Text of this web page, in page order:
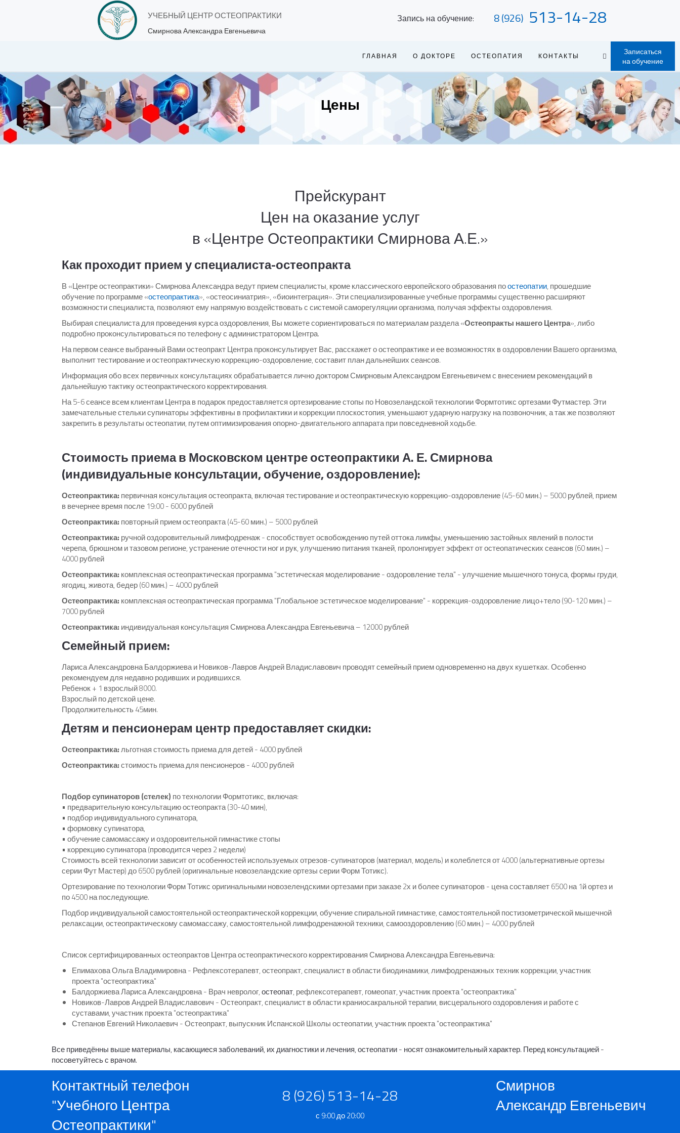
УЧЕБНЫЙ ЦЕНТР ОСТЕОПРАКТИКИ
Смирнова Александра Евгеньевича
Запись на обучение: 8 (926) 513-14-28
Записаться
на обучение
ГЛАВНАЯ О ДОКТОРЕ ОСТЕОПАТИЯ КОНТАКТЫ
Цены
Прейскурант
Цен на оказание услуг
в «Центре Остеопрактики Смирнова А.Е.»
Как проходит прием у специалиста-остеопракта
В «Центре остеопрактики» Смирнова Александра ведут прием специалисты, кроме классического европейского образования поостеопатии, прошедшие
обучение по программе «остеопрактика», «остеосиниатрия», «биоинтеграция». Эти специализированные учебные программы существенно расширяют
возможности специалиста, позволяют ему напрямую воздействовать с системой саморегуляции организма, получая эффекты оздоровления.
Выбирая специалиста для проведения курса оздоровления, Вы можете сориентироваться по материалам раздела «Остеопракты нашего Центра», либо
подробно проконсультироваться по телефону с администратором Центра.
На первом сеансе выбранный Вами остеопракт Центра проконсультирует Вас, расскажет о остеопрактике и ее возможностях в оздоровлении Вашего организма,
выполнит тестирование и остеопрактическую коррекцию-оздоровление, составит план дальнейших сеансов.
Информация обо всех первичных консультациях обрабатывается лично доктором Смирновым Александром Евгеньевичем с внесением рекомендаций в
дальнейшую тактику остеопрактического корректирования.
На 5-6 сеансе всем клиентам Центра в подарок предоставляется ортезирование стопы по Новозеландской технологии Формтотикс ортезами Футмастер. Эти
замечательные стельки супинаторы эффективны в профилактики и коррекции плоскостопия, уменьшают ударную нагрузку на позвоночник, а так же позволяют
закрепить в результаты остеопатии, путем оптимизирования опорно-двигательного аппарата при повседневной ходьбе.
Стоимость приема в Московском центре остеопрактики А. Е. Смирнова
(индивидуальные консультации, обучение, оздоровление):
Остеопрактика: первичная консультация остеопракта, включая тестирование и остеопрактическую коррекцию-оздоровление (45-60 мин.) – 5000 рублей, прием
в вечернее время после 19:00 - 6000 рублей
Остеопрактика: повторный прием остеопракта (45-60 мин.) – 5000 рублей
Остеопрактика: ручной оздоровительный лимфодренаж - способствует освобождению путей оттока лимфы, уменьшению застойных явлений в полости
черепа, брюшном и тазовом регионе, устранение отечности ног и рук, улучшению питания тканей, пролонгирует эффект от остеопатических сеансов (60 мин.) –
4000 рублей
Остеопрактика: комплексная остеопрактическая программа "эстетическая моделирование - оздоровление тела" - улучшение мышечного тонуса, формы груди,
ягодиц, живота, бедер (60 мин.) – 4000 рублей
Остеопрактика: комплексная остеопрактическая программа "Глобальное эстетическое моделирование" - коррекция-оздоровление лицо+тело (90-120 мин.) –
7000 рублей
Остеопрактика: индивидуальная консультация Смирнова Александра Евгеньевича – 12000 рублей
Семейный прием:
Лариса Александровна Балдоржиева и Новиков-Лавров Андрей Владиславович проводят семейный прием одновременно на двух кушетках. Особенно
рекомендуем для недавно родивших и родившихся.
Ребенок + 1 взрослый 8000.
Взрослый по детской цене.
Продолжительность 45мин.
Детям и пенсионерам центр предоставляет скидки:
Остеопрактика:льготная стоимость приема для детей - 4000 рублей
Остеопрактика:стоимость приема для пенсионеров - 4000 рублей
Подбор супинаторов (стелек) по технологии Формтотикс, включая:
• предварительную консультацию остеопракта (30-40 мин),
• подбор индивидуального супинатора,
• формовку супинатора,
• обучение самомассажу и оздоровительной гимнастике стопы
• коррекцию супинатора (проводится через 2 недели)
Стоимость всей технологии зависит от особенностей используемых отрезов-супинаторов (материал, модель) и колеблется от 4000 (альтернативные ортезы
серии Фут Мастер) до 6500 рублей (оригинальные новозеландские ортезы серии Форм Тотикс).
Ортезирование по технологии Форм Тотикс оригинальными новозелендскими ортезами при заказе 2х и более супинаторов - цена составляет 6500 на 1й ортез и
по 4500 на последующие.
Подбор индивидуальной самостоятельной остеопрактической коррекции, обучение спиральной гимнастике, самостоятельной постизометрической мышечной
релаксации, остеопрактическому самомассажу, самостоятельной лимфодренажной техники, самооздоровлению (60 мин.) – 4000 рублей
Список сертифицированных остеопрактов Центра остеопрактического корректирования Смирнова Александра Евгеньевича:
Епимахова Ольга Владимировна - Рефлексотерапевт, остеопракт, специалист в области биодинамики, лимфодренажных техник коррекции, участник
проекта "остеопрактика"
Балдоржиева Лариса Александровна - Врач невролог,остеопат, рефлексотерапевт, гомеопат, участник проекта "остеопрактика"
Новиков-Лавров Андрей Владиславович - Остеопракт, специалист в области краниосакральной терапии, висцерального оздоровления и работе с
суставами, участник проекта "остеопрактика"
Степанов Евгений Николаевич - Остеопракт, выпускник Испанской Школы остеопатии, участник проекта "остеопрактика"
Все приведённы выше материалы, касающиеся заболеваний, их диагностики и лечения, остеопатии - носят ознакомительный характер. Перед консультацией -
посоветуйтесь с врачом.
Контактный телефон
"Учебного Центра
Остеопрактики"
8 (926) 513-14-28
с 9:00 до 20:00
Смирнов
Александр Евгеньевич